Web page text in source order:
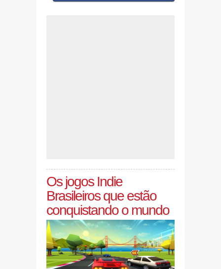
Os jogos Indie
Brasileiros que estão
conquistando o mundo